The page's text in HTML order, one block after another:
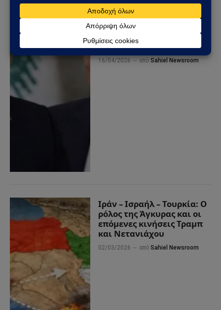
Λίβανο: Ο Ντόναλντ Τραμπ
προαναγγέλλει συμφωνία
«εντός ωρών» μετά την
επικοινωνία με τον Τζόζεφ
Αούν
16/04/2026 από Sahiel Newsroom
Ιράν – Ισραήλ – Τουρκία: Ο
ρόλος της Άγκυρας και οι
επόμενες κινήσεις Τραμπ
και Νετανιάχου
02/03/2026 από Sahiel Newsroom